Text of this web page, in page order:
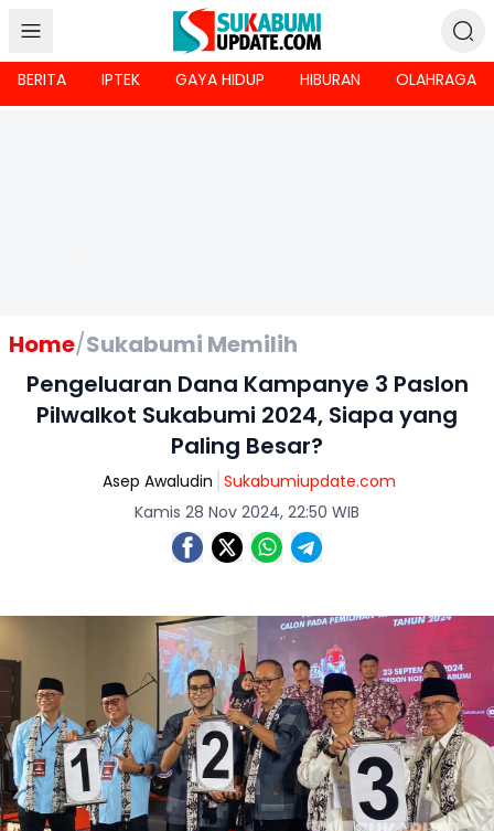
BERITA IPTEK GAYA HIDUP HIBURAN OLAHRAGA
Home/Sukabumi Memilih
Pengeluaran Dana Kampanye 3 Paslon
Pilwalkot Sukabumi 2024, Siapa yang
Paling Besar?
Asep Awaludin Sukabumiupdate.com
Kamis 28 Nov 2024, 22:50 WIB